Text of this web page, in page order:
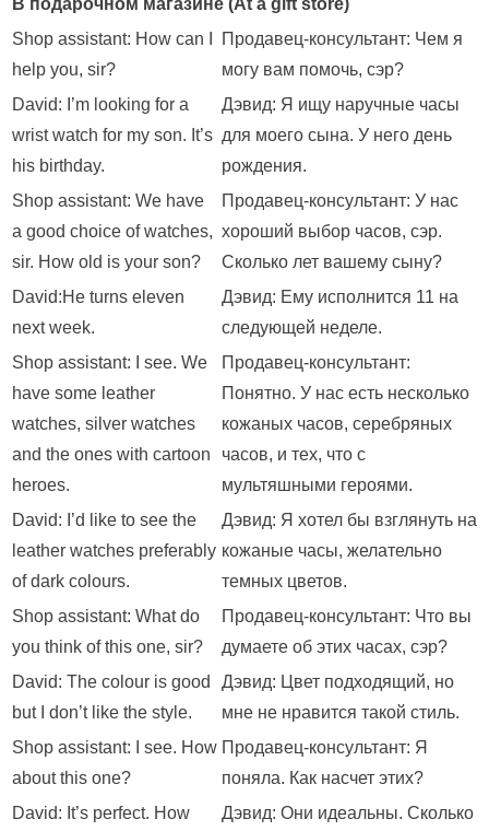
В подарочном магазине (At a gift store)
Shop assistant: How can I
help you, sir?
Продавец-консультант: Чем я
могу вам помочь, сэр?
David: I’m looking for a
wrist watch for my son. It’s
his birthday.
Дэвид: Я ищу наручные часы
для моего сына. У него день
рождения.
Shop assistant: We have
a good choice of watches,
sir. How old is your son?
Продавец-консультант: У нас
хороший выбор часов, сэр.
Сколько лет вашему сыну?
David:He turns eleven
next week.
Дэвид: Ему исполнится 11 на
следующей неделе.
Shop assistant: I see. We
have some leather
watches, silver watches
and the ones with cartoon
heroes.
Продавец-консультант:
Понятно. У нас есть несколько
кожаных часов, серебряных
часов, и тех, что с
мультяшными героями.
David: I’d like to see the
leather watches preferably
of dark colours.
Дэвид: Я хотел бы взглянуть на
кожаные часы, желательно
темных цветов.
Shop assistant: What do
you think of this one, sir?
Продавец-консультант: Что вы
думаете об этих часах, сэр?
David: The colour is good
but I don’t like the style.
Дэвид: Цвет подходящий, но
мне не нравится такой стиль.
Shop assistant: I see. How
about this one?
Продавец-консультант: Я
поняла. Как насчет этих?
David: It’s perfect. How
Дэвид: Они идеальны. Сколько